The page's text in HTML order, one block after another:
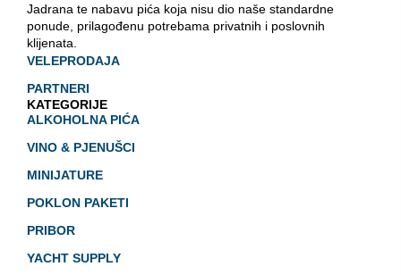
Jadrana te nabavu pića koja nisu dio naše standardne
ponude, prilagođenu potrebama privatnih i poslovnih
klijenata.
VELEPRODAJA
PARTNERI
KATEGORIJE
ALKOHOLNA PIĆA
VINO & PJENUŠCI
MINIJATURE
POKLON PAKETI
PRIBOR
YACHT SUPPLY